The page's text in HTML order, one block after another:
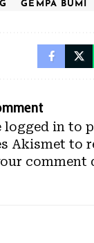
GEMPA BUMI
logged in to
Akismet to
comment